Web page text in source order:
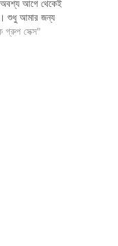
অবশ্য আগে থেকেই
শুধু আমার জন্য
মেয়ে আমার
গ্রুপ সেক্স"